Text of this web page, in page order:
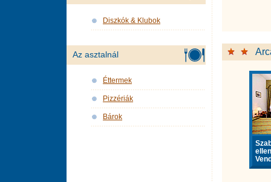
Diszkók & Klubok
Az asztalnál
Éttermek
Pizzériák
Bárok